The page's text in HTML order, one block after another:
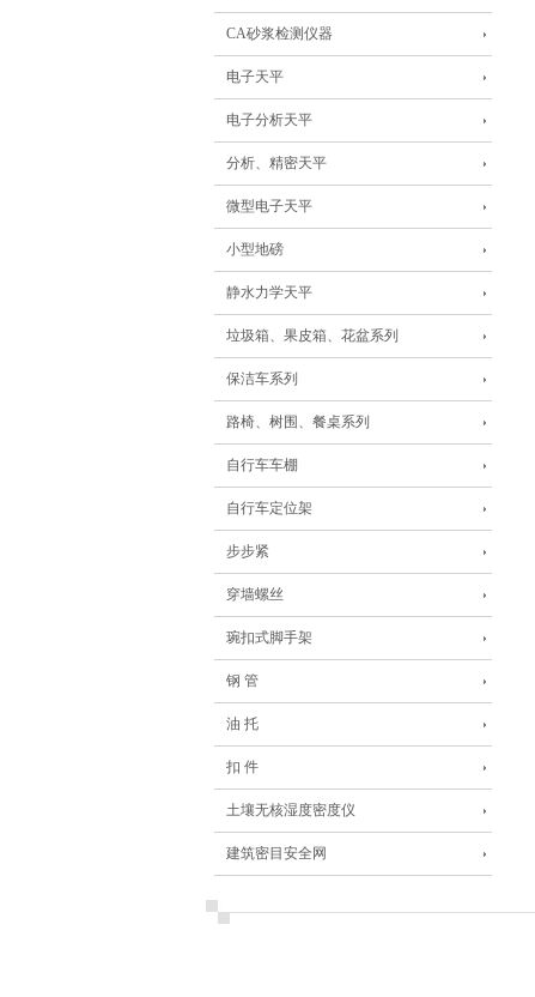
CA砂浆检测仪器
电子天平
电子分析天平
分析、精密天平
微型电子天平
小型地磅
静水力学天平
垃圾箱、果皮箱、花盆系列
保洁车系列
路椅、树围、餐桌系列
自行车车棚
自行车定位架
步步紧
穿墙螺丝
琬扣式脚手架
钢 管
油 托
扣 件
土壤无核湿度密度仪
建筑密目安全网